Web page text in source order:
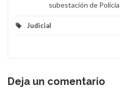
subestación de
Judicial
Deja un comentario